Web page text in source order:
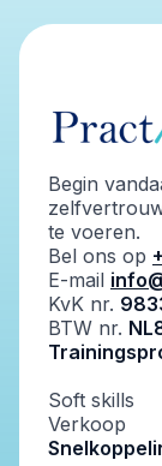
Begin
te voeren.
Bel ons op
E-mail
KvK nr.
BTW nr.
Soft skills
Verkoop